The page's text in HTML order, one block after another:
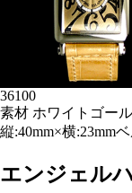
36100
素材 ホワイトゴー
縦:40mm×横:23mm
エンジェル